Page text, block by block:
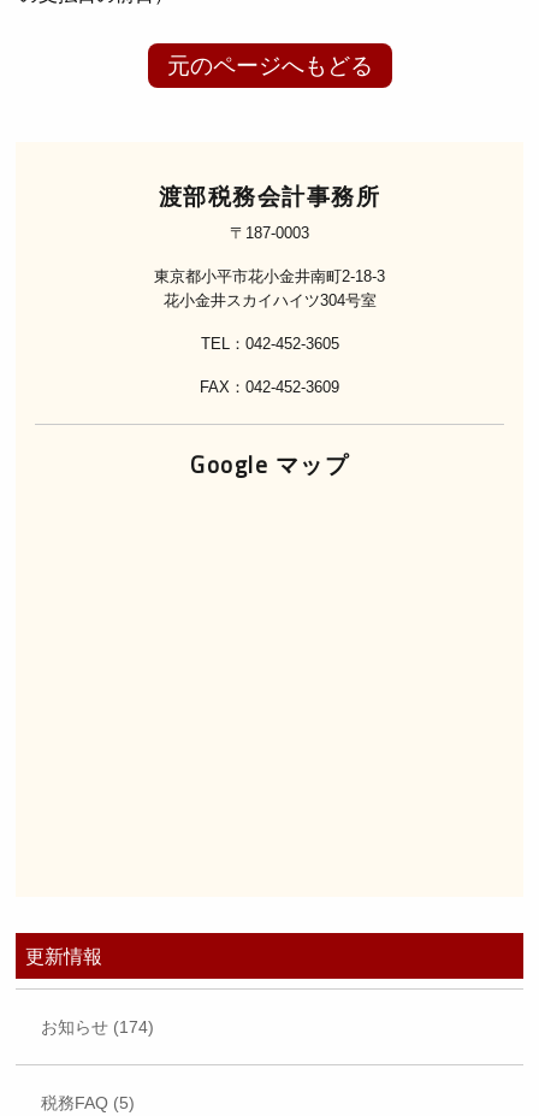
元のページへもどる
渡部税務会計事務所
〒187-0003
東京都小平市花小金井南町2-18-3
花小金井スカイハイツ304号室
TEL：042-452-3605
FAX：042-452-3609
Google マップ
更新情報
お知らせ (174)
税務FAQ (5)